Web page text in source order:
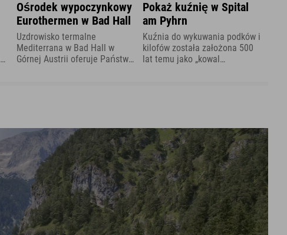
Ośrodek wypoczynkowy
Eurothermen w Bad Hall
Uzdrowisko termalne
Mediterrana w Bad Hall w
Górnej Austrii oferuje Państwu
Pokaż kuźnię w Spital
am Pyhrn
Kuźnia do wykuwania podków i
kilofów została założona 500
lat temu jako „kowal